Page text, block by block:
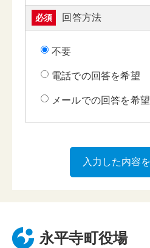
必須 回答方法
不要
電話での回答を希望
メールでの回答を希望
永平寺町役場